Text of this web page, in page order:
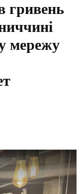
гривень
мережу